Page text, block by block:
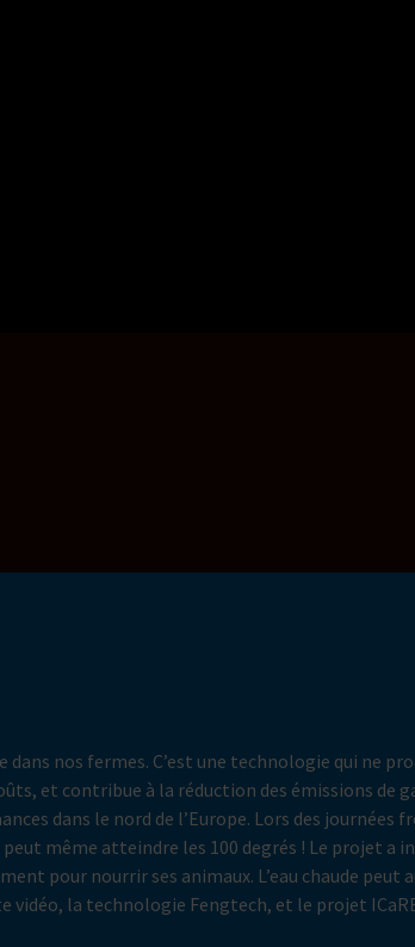
nos fermes. C’est une technologie qui ne
et contribue à la réduction des émissions de
dans le nord de l’Europe. Lors des journées
même atteindre les 100 degrés ! Le projet
pour nourrir ses animaux. L’eau chaude
la technologie Fengtech, et le projet